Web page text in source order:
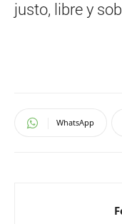
justo, libre y
WhatsApp